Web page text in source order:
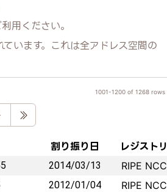
用ください。
います。これは全アドレス空間の
1001-1200 of 1268 rows
Next Last
割り振り日 レジストリ
2014/03/13 RIPE NCC
2012/01/04 RIPE NCC